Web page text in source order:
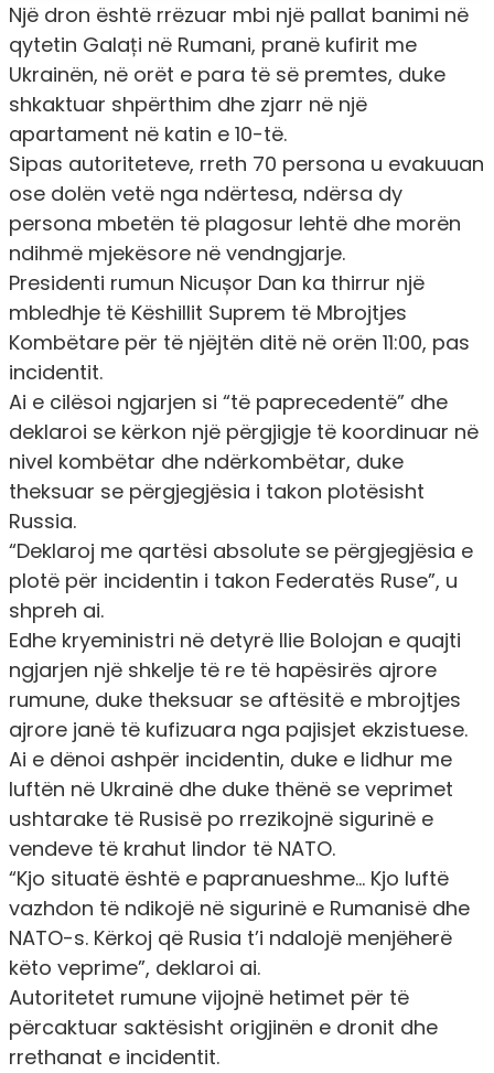
Një dron është rrëzuar mbi një pallat banimi në
qytetin Galați në Rumani, pranë kufirit me
Ukrainën, në orët e para të së premtes, duke
shkaktuar shpërthim dhe zjarr në një
apartament në katin e 10-të.
Sipas autoriteteve, rreth 70 persona u evakuuan
ose dolën vetë nga ndërtesa, ndërsa dy
persona mbetën të plagosur lehtë dhe morën
ndihmë mjekësore në vendngjarje.
Presidenti rumun Nicușor Dan ka thirrur një
mbledhje të Këshillit Suprem të Mbrojtjes
Kombëtare për të njëjtën ditë në orën 11:00, pas
incidentit.
Ai e cilësoi ngjarjen si “të paprecedentë” dhe
deklaroi se kërkon një përgjigje të koordinuar në
nivel kombëtar dhe ndërkombëtar, duke
theksuar se përgjegjësia i takon plotësisht
Russia.
“Deklaroj me qartësi absolute se përgjegjësia e
plotë për incidentin i takon Federatës Ruse”, u
shpreh ai.
Edhe kryeministri në detyrë Ilie Bolojan e quajti
ngjarjen një shkelje të re të hapësirës ajrore
rumune, duke theksuar se aftësitë e mbrojtjes
ajrore janë të kufizuara nga pajisjet ekzistuese.
Ai e dënoi ashpër incidentin, duke e lidhur me
luftën në Ukrainë dhe duke thënë se veprimet
ushtarake të Rusisë po rrezikojnë sigurinë e
vendeve të krahut lindor të NATO.
“Kjo situatë është e papranueshme… Kjo luftë
vazhdon të ndikojë në sigurinë e Rumanisë dhe
NATO-s. Kërkoj që Rusia t’i ndalojë menjëherë
këto veprime”, deklaroi ai.
Autoritetet rumune vijojnë hetimet për të
përcaktuar saktësisht origjinën e dronit dhe
rrethanat e incidentit.